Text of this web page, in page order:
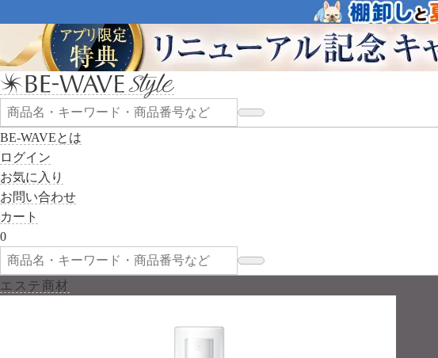
BE-WAVEとは
ログイン
お気に入り
お問い合わせ
カート
0
エステ商材